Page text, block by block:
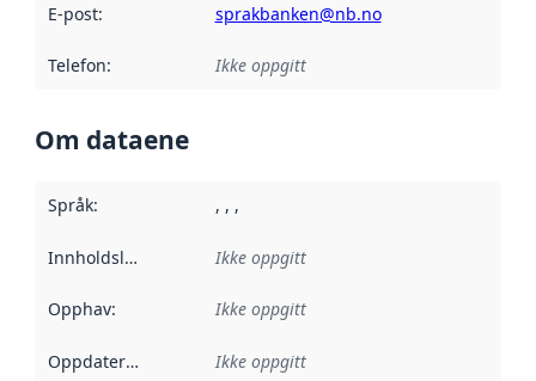
E-post: sprakbanken@nb.no
Telefon: Ikke oppgitt
Om dataene
Språk: , , ,
Innholdsleverandører :
Ikke oppgitt
Opphav: Ikke oppgitt
Oppdateringsfrekvens :
Ikke oppgitt